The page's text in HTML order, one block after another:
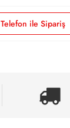
Telefon ile Sipariş